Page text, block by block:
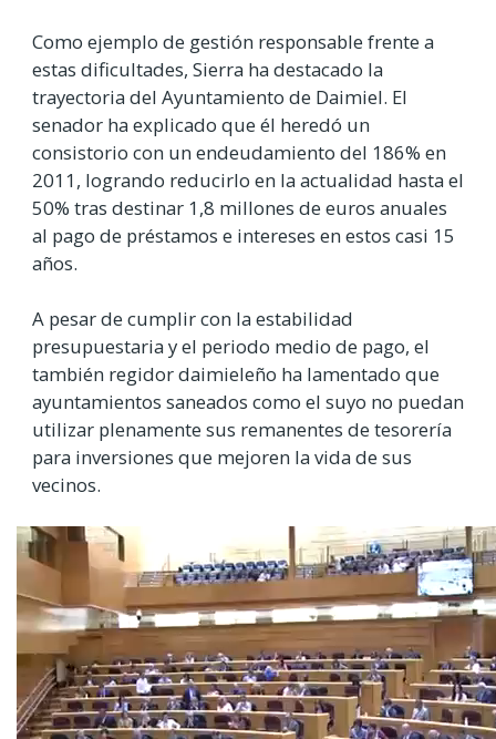
Como ejemplo de gestión responsable frente a
estas dificultades, Sierra ha destacado la
trayectoria del Ayuntamiento de Daimiel. El
senador ha explicado que él heredó un
consistorio con un endeudamiento del 186% en
2011, logrando reducirlo en la actualidad hasta el
50% tras destinar 1,8 millones de euros anuales
al pago de préstamos e intereses en estos casi 15
años.
A pesar de cumplir con la estabilidad
presupuestaria y el periodo medio de pago, el
también regidor daimieleño ha lamentado que
ayuntamientos saneados como el suyo no puedan
utilizar plenamente sus remanentes de tesorería
para inversiones que mejoren la vida de sus
vecinos.